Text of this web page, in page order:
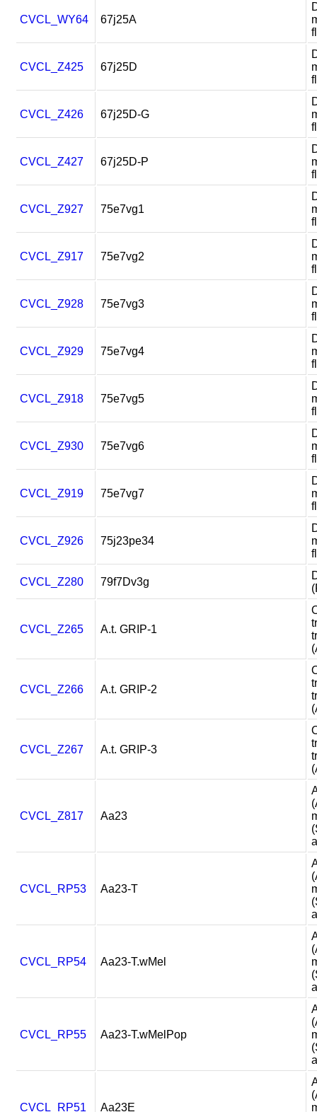
CVCL_WY64 67j25A
CVCL_Z425 67j25D
CVCL_Z426 67j25D-G
CVCL_Z427 67j25D-P
CVCL_Z927 75e7vg1
CVCL_Z917 75e7vg2
CVCL_Z928 75e7vg3
CVCL_Z929 75e7vg4
CVCL_Z918 75e7vg5
CVCL_Z930 75e7vg6
CVCL_Z919 75e7vg7
CVCL_Z926 75j23pe34
CVCL_Z280 79f7Dv3g
CVCL_Z265 A.t. GRIP-1
CVCL_Z266 A.t. GRIP-2
CVCL_Z267 A.t. GRIP-3
CVCL_Z817 Aa23
CVCL_RP53 Aa23-T
CVCL_RP54 Aa23-T.wMel
CVCL_RP55 Aa23-T.wMelPop
CVCL_RP51 Aa23E